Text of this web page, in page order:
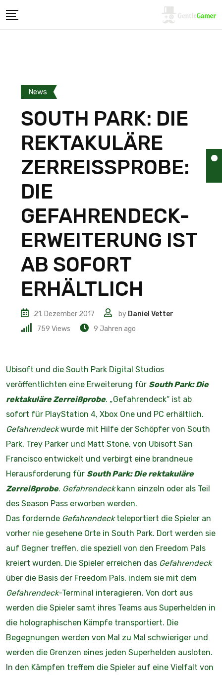
News
SOUTH PARK: DIE
REKTAKULÄRE
ZERREISSPROBE:
DIE
GEFAHRENDECK-
ERWEITERUNG IST
AB SOFORT
ERHÄLTLICH
21. Dezember 2017 by Daniel Vetter
759 Views 9 Jahren ago
Ubisoft und die South Park Digital Studios
veröffentlichten eine Erweiterung für South Park: Die
rektakuläre Zerreißprobe. „Gefahrendeck“ ist ab
sofort für PlayStation 4, Xbox One und PC erhältlich.
Gefahrendeckwurde mit Hilfe der Schöpfer von South
Park, Trey Parker und Matt Stone, von Ubisoft San
Francisco entwickelt und verbirgt eine brandneue
Herausforderung für South Park: Die rektakuläre
Zerreißprobe. Gefahrendeckkann einzeln oder als Teil
des Season Pass erworben werden.
Das fordernde Gefahrendeckteleportiert die Spieler an
vorher nie gesehene Orte in South Park. Dort werden sie
auf Gegner treffen, die speziell von den Freedom Pals
kreiert wurden. Die Spieler erreichen das Gefahrendeck
über die Basis der Freedom Pals, indem sie mit dem
Gefahrendeck-Terminal interagieren. Von dort aus
werden die Spieler samt ihres Teams aus Superhelden in
die holographischen Kämpfe transportiert. Die
Begegnungen werden von Mal zu Mal schwieriger und
werden die Grenzen eines jeden Superhelden ausloten.
In den Kämpfen treffem die Spieler auf eine Vielfalt von